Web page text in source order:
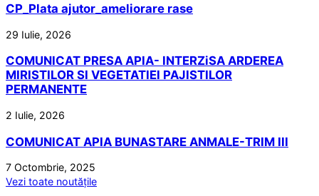
CP_Plata ajutor_ameliorare rase
29 Iulie, 2026
COMUNICAT PRESA APIA- INTERZiSA ARDEREA
MIRISTILOR SI VEGETATIEI PAJISTILOR
PERMANENTE
2 Iulie, 2026
COMUNICAT APIA BUNASTARE ANMALE-TRIM III
7 Octombrie, 2025
Vezi toate noutățile